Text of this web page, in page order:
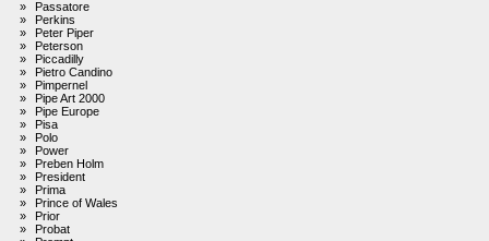
»
Passatore
»
Perkins
»
Peter Piper
»
Peterson
»
Piccadilly
»
Pietro Candino
»
Pimpernel
»
Pipe Art 2000
»
Pipe Europe
»
Pisa
»
Polo
»
Power
»
Preben Holm
»
President
»
Prima
»
Prince of Wales
»
Prior
»
Probat